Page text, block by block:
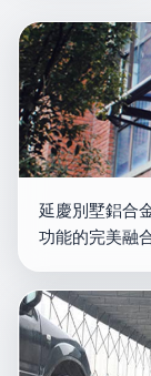
延慶別墅鋁合
功能的完美融